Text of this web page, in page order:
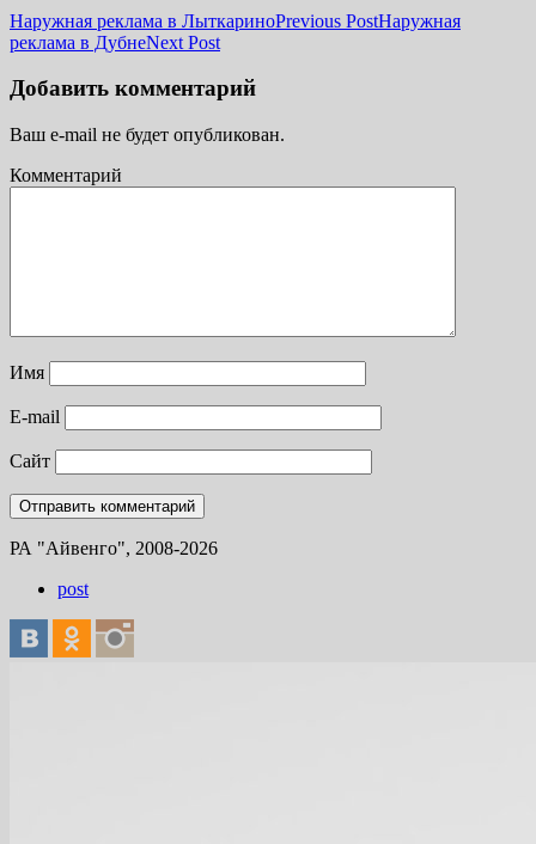
Наружная реклама в ЛыткариноPrevious PostНаружная
реклама в ДубнеNext Post
Добавить комментарий
Ваш e-mail не будет опубликован.
Комментарий
Имя
E-mail
Сайт
РА "Айвенго", 2008-2026
post